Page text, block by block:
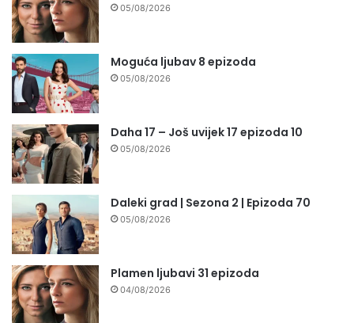
05/08/2026
Moguća ljubav 8 epizoda
05/08/2026
Daha 17 – Još uvijek 17 epizoda 10
05/08/2026
Daleki grad | Sezona 2 | Epizoda 70
05/08/2026
Plamen ljubavi 31 epizoda
04/08/2026